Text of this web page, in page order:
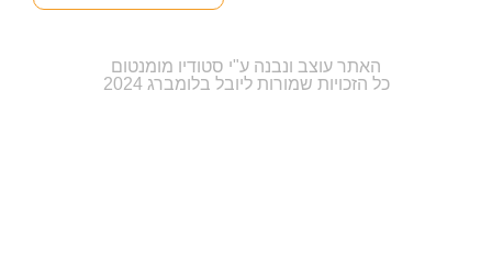
האתר עוצב ונבנה ע"י סטודיו מומנטום
כל הזכויות שמורות ליובל בלומברג 2024